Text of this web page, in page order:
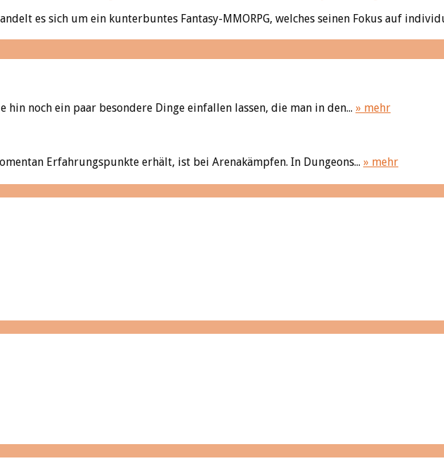
es sich um ein kunterbuntes Fantasy-MMORPG, welches seinen Fokus auf
noch ein paar besondere Dinge einfallen lassen, die man in den... » mehr
Erfahrungspunkte erhält, ist bei Arenakämpfen. In Dungeons... » mehr